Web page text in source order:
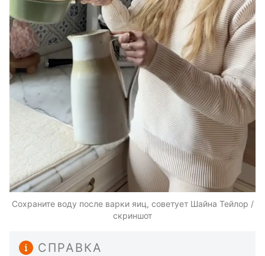
Сохраните воду после варки яиц, советует Шайна Тейлор /
скриншот
СПРАВКА